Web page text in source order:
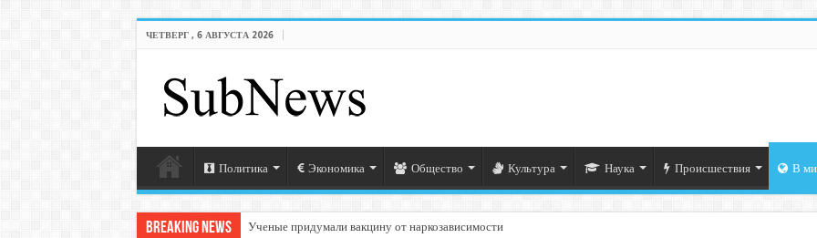
ЧЕТВЕРГ , 6 АВГУСТА 2026
Политика Экономика Общество Культура Наука Происшествия В
Breaking News Ученые придумали вакцину от наркозависимости